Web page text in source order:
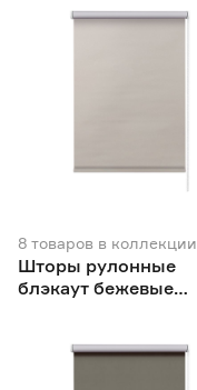
8 товаров в коллекции
Шторы рулонные
блэкаут бежевые